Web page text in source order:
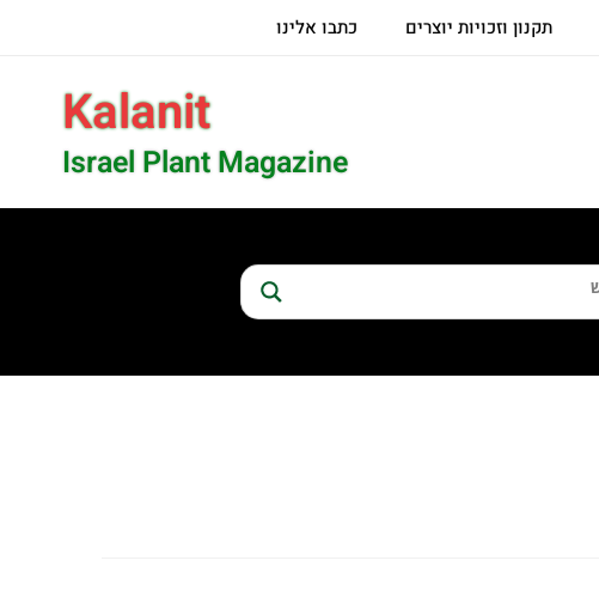
תקנון וזכויות יוצרים כתבו אלינו
Kalanit
Israel Plant Magazine